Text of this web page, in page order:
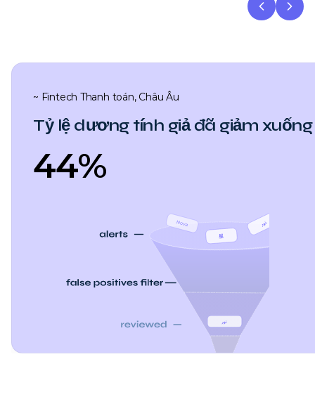
~ Fintech Thanh toán, Châu Âu
Tỷ lệ dương tính giả đã giảm
44%